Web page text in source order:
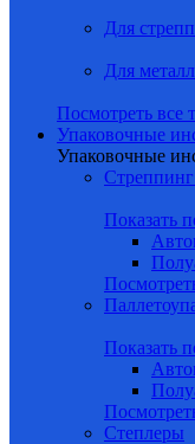
Для
Для
Посмотреть все
Упаковочные
Упаковочные
Показать
Показать
Степлеры